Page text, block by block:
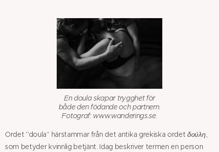
En doula skapar trygghet för
både den födande och partnern.
Fotograf: www.wanderings.se.
Ordet "doula" härstammar från det antika grekiska ordetδούλη,
som betyder kvinnlig betjänt. Idag beskriver termen en person